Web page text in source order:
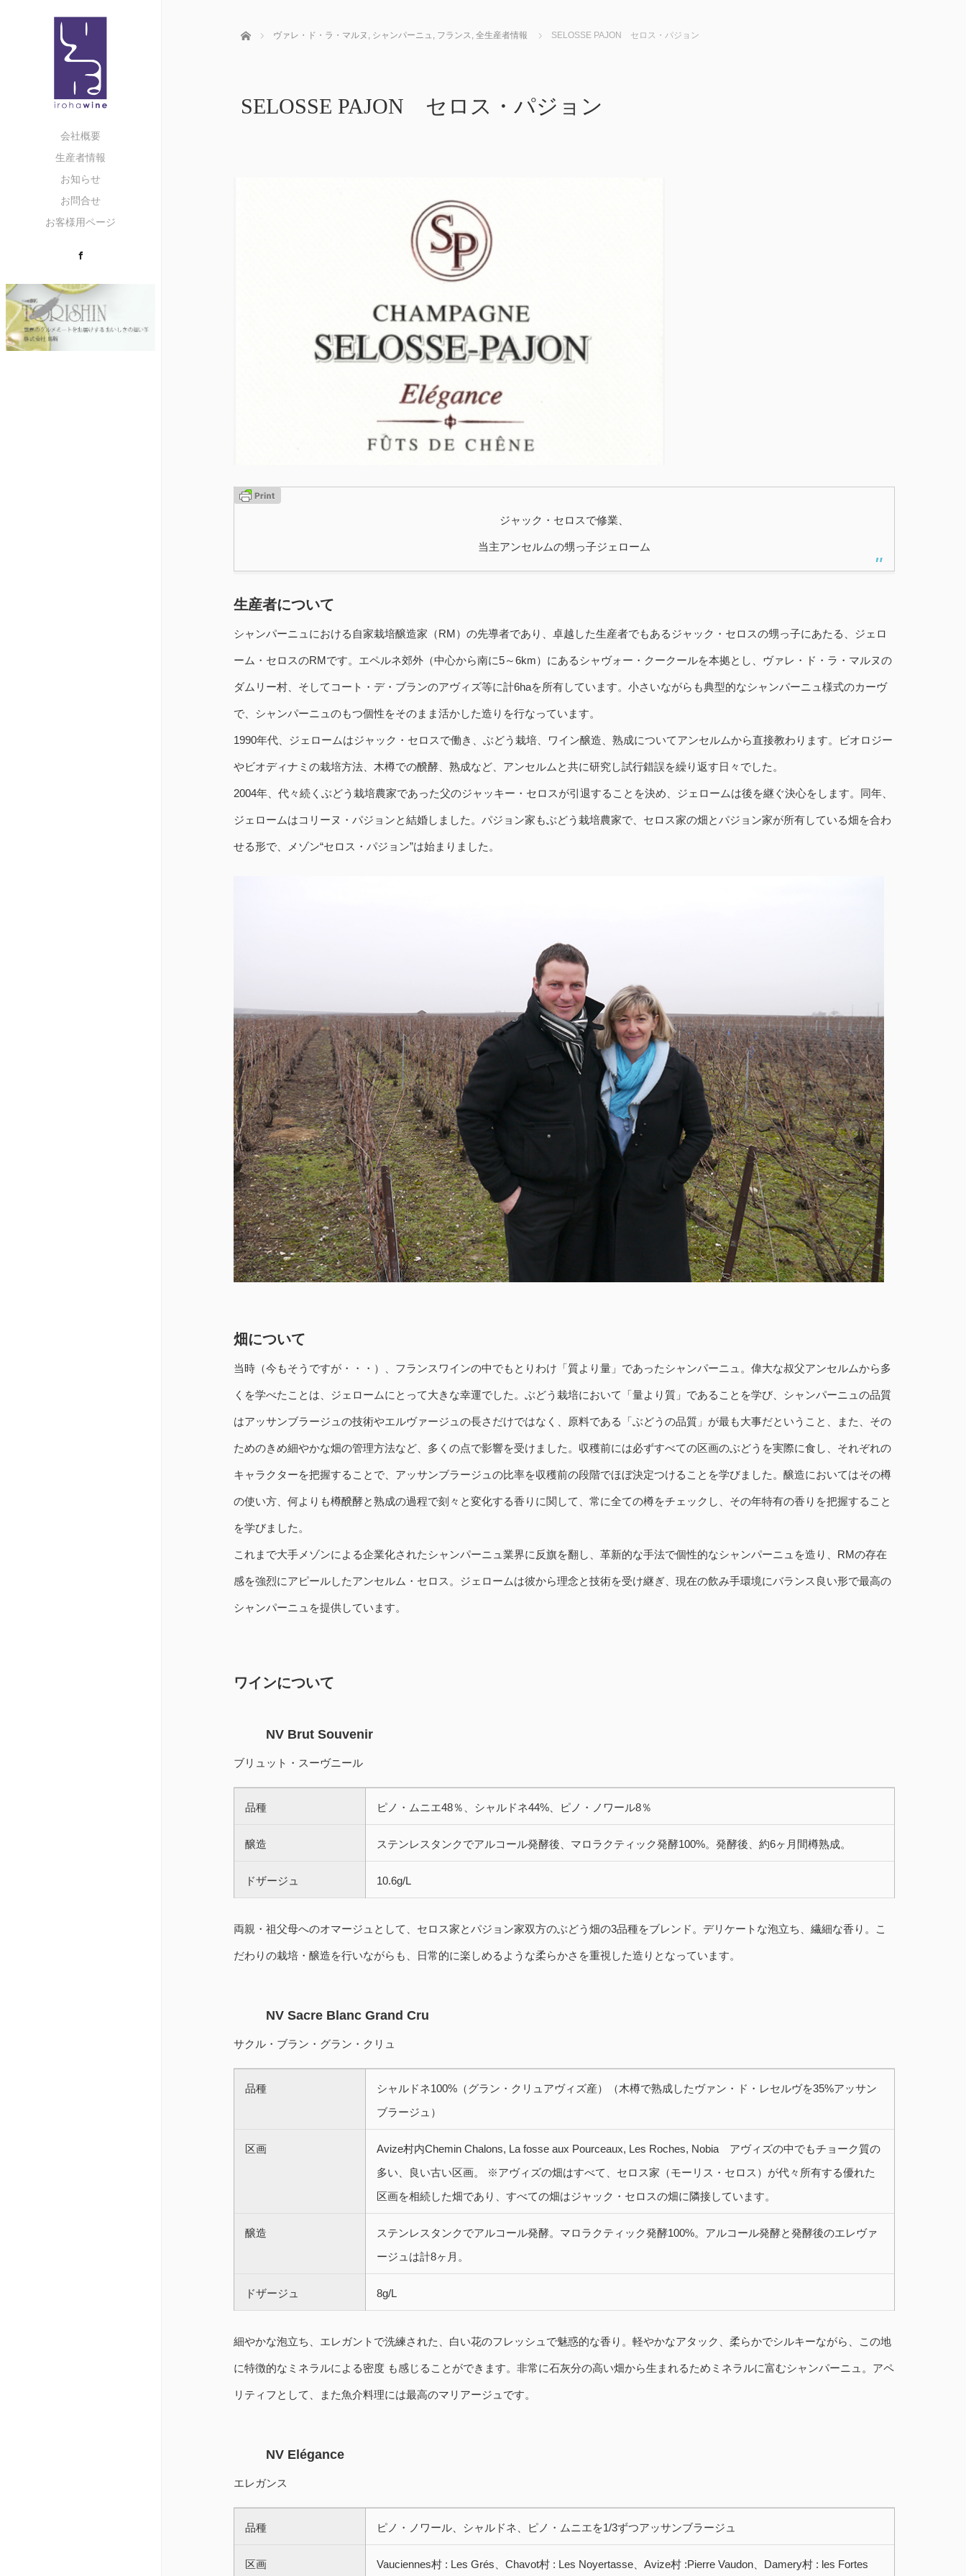
会社概要
生産者情報
お知らせ
お問合せ
お客様用ページ
ホーム ヴァレ・ド・ラ・マルヌ , シャンパーニュ , フランス, 全生産者情報 SELOSSE PAJON セロス・パジョン
SELOSSE PAJON セロス・パジョン
ジャック・セロスで修業、
当主アンセルムの甥っ子ジェローム
生産者について
シャンパーニュにおける自家栽培醸造家（RM）の先導者であり、卓越した生産者でもあるジャック・セロスの甥っ子にあたる、ジェロ
ーム・セロスのRMです。エペルネ郊外（中心から南に5～6km）にあるシャヴォー・クークールを本拠とし、ヴァレ・ド・ラ・マルヌの
ダムリー村、そしてコート・デ・ブランのアヴィズ等に計6haを所有しています。小さいながらも典型的なシャンパーニュ様式のカーヴ
で、シャンパーニュのもつ個性をそのまま活かした造りを行なっています。
1990年代、ジェロームはジャック・セロスで働き、ぶどう栽培、ワイン醸造、熟成についてアンセルムから直接教わります。ビオロジー
やビオディナミの栽培方法、木樽での醗酵、熟成など、アンセルムと共に研究し試行錯誤を繰り返す日々でした。
2004年、代々続くぶどう栽培農家であった父のジャッキー・セロスが引退することを決め、ジェロームは後を継ぐ決心をします。同年、
ジェロームはコリーヌ・パジョンと結婚しました。パジョン家もぶどう栽培農家で、セロス家の畑とパジョン家が所有している畑を合わ
せる形で、メゾン“セロス・パジョン”は始まりました。
畑について
当時（今もそうですが・・・）、フランスワインの中でもとりわけ「質より量」であったシャンパーニュ。偉大な叔父アンセルムから多
くを学べたことは、ジェロームにとって大きな幸運でした。ぶどう栽培において「量より質」であることを学び、シャンパーニュの品質
はアッサンブラージュの技術やエルヴァージュの長さだけではなく、原料である「ぶどうの品質」が最も大事だということ、また、その
ためのきめ細やかな畑の管理方法など、多くの点で影響を受けました。収穫前には必ずすべての区画のぶどうを実際に食し、それぞれの
キャラクターを把握することで、アッサンブラージュの比率を収穫前の段階でほぼ決定つけることを学びました。醸造においてはその樽
の使い方、何よりも樽醗酵と熟成の過程で刻々と変化する香りに関して、常に全ての樽をチェックし、その年特有の香りを把握すること
を学びました。
これまで大手メゾンによる企業化されたシャンパーニュ業界に反旗を翻し、革新的な手法で個性的なシャンパーニュを造り、RMの存在
感を強烈にアピールしたアンセルム・セロス。ジェロームは彼から理念と技術を受け継ぎ、現在の飲み手環境にバランス良い形で最高の
シャンパーニュを提供しています。
ワインについて
NV Brut Souvenir
ブリュット・スーヴニール
品種 ピノ・ムニエ48％、シャルドネ44%、ピノ・ノワール8％
醸造 ステンレスタンクでアルコール発酵後、マロラクティック発酵100%。発酵後、約6ヶ月間樽熟成。
ドザージュ 10.6g/L
両親・祖父母へのオマージュとして、セロス家とパジョン家双方のぶどう畑の3品種をブレンド。デリケートな泡立ち、繊細な香り。こ
だわりの栽培・醸造を行いながらも、日常的に楽しめるような柔らかさを重視した造りとなっています。
NV Sacre Blanc Grand Cru
サクル・ブラン・グラン・クリュ
品種
シャルドネ100%（グラン・クリュアヴィズ産）（木樽で熟成したヴァン・ド・レセルヴを35%アッサン
ブラージュ）
区画
Avize村内Chemin Chalons, La fosse aux Pourceaux, Les Roches, Nobia アヴィズの中でもチョーク質の
多い、良い古い区画。 ※アヴィズの畑はすべて、セロス家（モーリス・セロス）が代々所有する優れた
区画を相続した畑であり、すべての畑はジャック・セロスの畑に隣接しています。
醸造
ステンレスタンクでアルコール発酵。マロラクティック発酵100%。アルコール発酵と発酵後のエレヴァ
ージュは計8ヶ月。
ドザージュ 8g/L
細やかな泡立ち、エレガントで洗練された、白い花のフレッシュで魅惑的な香り。軽やかなアタック、柔らかでシルキーながら、この地
に特徴的なミネラルによる密度 も感じることができます。非常に石灰分の高い畑から生まれるためミネラルに富むシャンパーニュ。アペ
リティフとして、また魚介料理には最高のマリアージュです。
NV Elégance
エレガンス
品種 ピノ・ノワール、シャルドネ、ピノ・ムニエを1/3ずつアッサンブラージュ
区画 Vauciennes村 : Les Grés、Chavot村 : Les Noyertasse、Avize村 :Pierre Vaudon、Damery村 : les Fortes